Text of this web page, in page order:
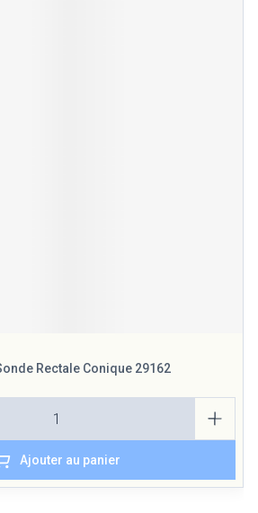
Rectale Conique 29162
Ajouter au panier